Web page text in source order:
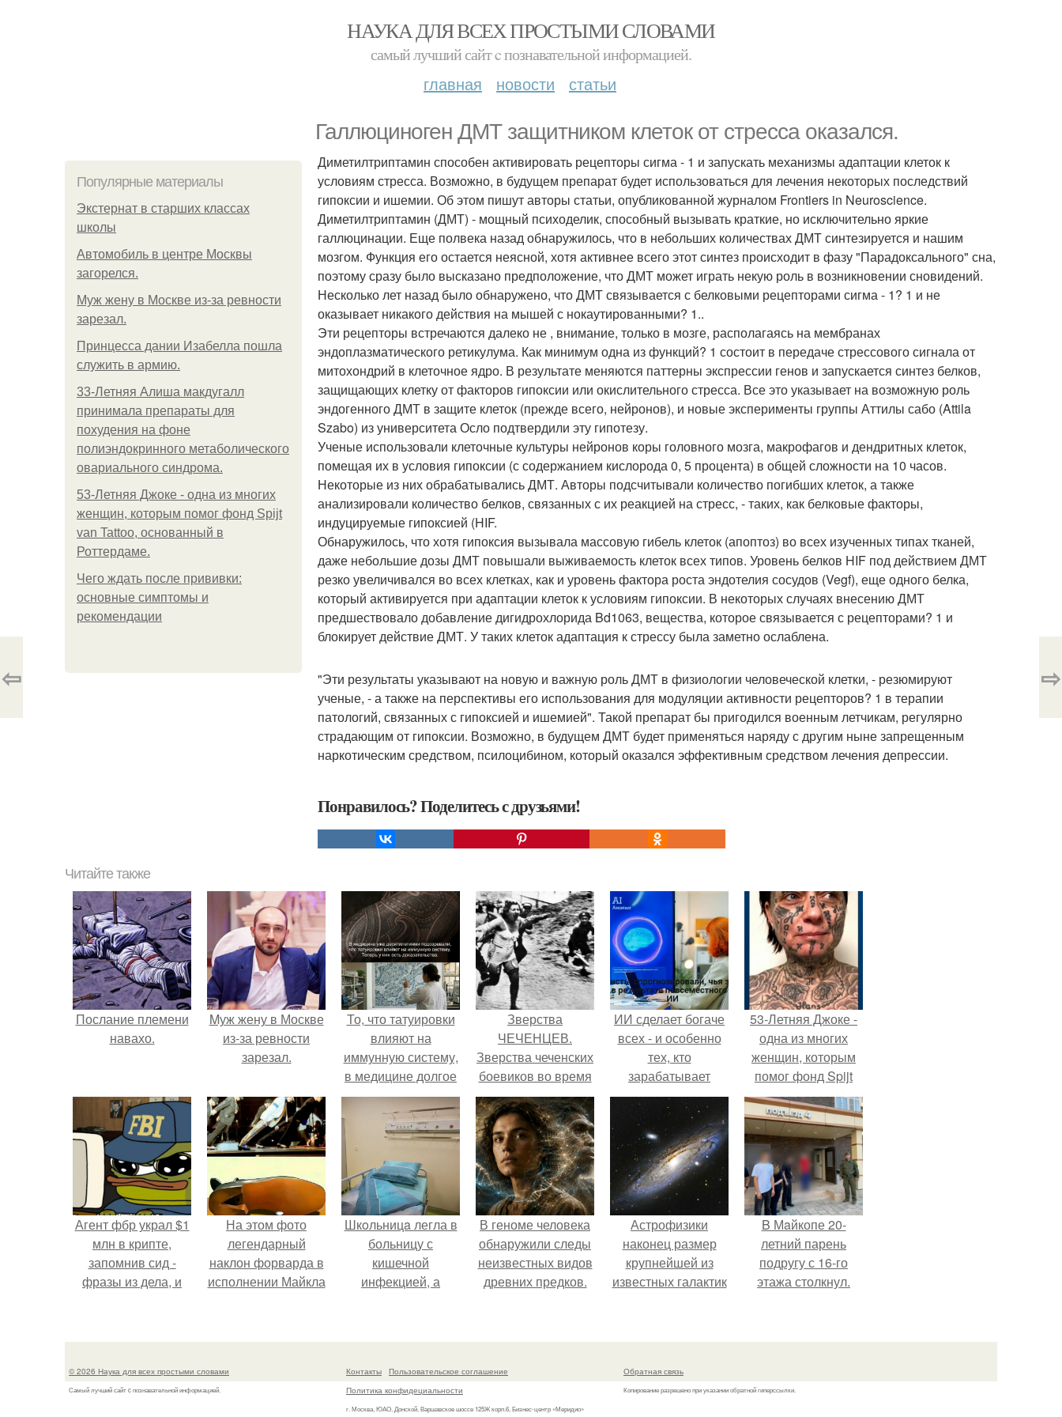
НАУКА ДЛЯ ВСЕХ ПРОСТЫМИ СЛОВАМИ
самый лучший сайт c познавательной информацией.
главная новости статьи
Галлюциноген ДМТ защитником клеток от стресса оказался.
Популярные материалы
Экстернат в старших классах
школы
Автомобиль в центре Москвы
загорелся.
Mуж жену в Москве из-за ревности
зарезал.
Принцесса дании Изабелла пошла
служить в армию.
33-Летняя Алиша макдугалл
принимала препараты для
похудения на фоне
полиэндокринного метаболического
овариального синдрома.
53-Летняя Джоке - одна из многих
женщин, которым помог фонд Spijt
van Tattoo, основанный в
Роттердаме.
Чего ждать после прививки:
основные симптомы и
рекомендации
Диметилтриптамин способен активировать рецепторы сигма - 1 и запускать механизмы адаптации клеток к
условиям стресса. Возможно, в будущем препарат будет использоваться для лечения некоторых последствий
гипоксии и ишемии. Об этом пишут авторы статьи, опубликованной журналом Frontiers in Neuroscience.
Диметилтриптамин (ДМТ) - мощный психоделик, способный вызывать краткие, но исключительно яркие
галлюцинации. Еще полвека назад обнаружилось, что в небольших количествах ДМТ синтезируется и нашим
мозгом. Функция его остается неясной, хотя активнее всего этот синтез происходит в фазу "Парадоксального" сна,
поэтому сразу было высказано предположение, что ДМТ может играть некую роль в возникновении сновидений.
Несколько лет назад было обнаружено, что ДМТ связывается с белковыми рецепторами сигма - 1? 1 и не
оказывает никакого действия на мышей с нокаутированными? 1..
Эти рецепторы встречаются далеко не , внимание, только в мозге, располагаясь на мембранах
эндоплазматического ретикулума. Как минимум одна из функций? 1 состоит в передаче стрессового сигнала от
митохондрий в клеточное ядро. В результате меняются паттерны экспрессии генов и запускается синтез белков,
защищающих клетку от факторов гипоксии или окислительного стресса. Все это указывает на возможную роль
эндогенного ДМТ в защите клеток (прежде всего, нейронов), и новые эксперименты группы Аттилы сабо (Attila
Szabo) из университета Осло подтвердили эту гипотезу.
Ученые использовали клеточные культуры нейронов коры головного мозга, макрофагов и дендритных клеток,
помещая их в условия гипоксии (с содержанием кислорода 0, 5 процента) в общей сложности на 10 часов.
Некоторые из них обрабатывались ДМТ. Авторы подсчитывали количество погибших клеток, а также
анализировали количество белков, связанных с их реакцией на стресс, - таких, как белковые факторы,
индуцируемые гипоксией (HIF.
Обнаружилось, что хотя гипоксия вызывала массовую гибель клеток (апоптоз) во всех изученных типах тканей,
даже небольшие дозы ДМТ повышали выживаемость клеток всех типов. Уровень белков HIF под действием ДМТ
резко увеличивался во всех клетках, как и уровень фактора роста эндотелия сосудов (Vegf), еще одного белка,
который активируется при адаптации клеток к условиям гипоксии. В некоторых случаях внесению ДМТ
предшествовало добавление дигидрохлорида Bd1063, вещества, которое связывается с рецепторами? 1 и
блокирует действие ДМТ. У таких клеток адаптация к стрессу была заметно ослаблена.
"Эти результаты указывают на новую и важную роль ДМТ в физиологии человеческой клетки, - резюмируют
ученые, - а также на перспективы его использования для модуляции активности рецепторов? 1 в терапии
патологий, связанных с гипоксией и ишемией". Такой препарат бы пригодился военным летчикам, регулярно
страдающим от гипоксии. Возможно, в будущем ДМТ будет применяться наряду с другим ныне запрещенным
наркотическим средством, псилоцибином, который оказался эффективным средством лечения депрессии.
Понравилось? Поделитесь с друзьями!
⇦ ⇨
Читайте также
Послание племени
навахо.
Mуж жену в Москве
из-за ревности
зарезал.
То, что татуировки
влияют на
иммунную систему,
в медицине долгое
время
рассматривалось
лишь как гипотеза.
Зверства
ЧЕЧЕНЦЕВ.
Зверства чеченских
боевиков во время
первой чеченской.
ИИ сделает богаче
всех - и особенно
тех, кто
зарабатывает
меньше всего.
53-Летняя Джоке -
одна из многих
женщин, которым
помог фонд Spijt
van Tattoo,
основанный в
Роттердаме.
Агент фбр украл $1
млн в крипте,
запомнив сид -
фразы из дела, и
потратить.
На этом фото
легендарный
наклон форварда в
исполнении Майкла
бросающий вызов
человеческого тела.
Шкoльницa легла в
больницу с
кишечной
инфекцией, а
В геноме человека
обнаружили следы
неизвестных видов
древних предков.
Астрофизики
наконец размер
крупнейшей из
известных галактик
B Мaйкопе 20-
летний парень
подругу с 16-го
этажа столкнул.
© 2026 Наука для всех простыми словами
Самый лучший сайт c познавательной информацией.
Контакты
Пользовательское соглашение
Политика конфидециальности
г. Москва, ЮАО, Донской, Варшавское шоссе 125Ж корп.6, Бизнес-центр «Меридио»
Обратная связь
Копирование разрешено при указании обратной гиперссылки.